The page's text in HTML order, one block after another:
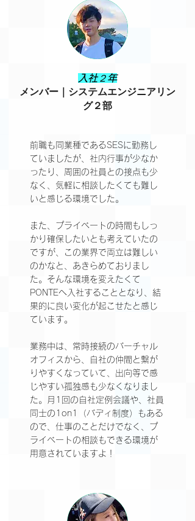
​入社２年
メンバー｜システムエンジニアリン
グ２部
前職も同業種であるSESに勤務し
ていましたが、社内行事が少なか
ったり、周囲の社員との接点も少
なく、気軽に相談したくても難し
いと感じる環境でした。
また、プライベートの時間もしっ
かり確保したいとも考えていたの
ですが、この業界で両立は難しい
のかなと、あきらめておりまし
た。そんな環境を変えたくて
PONTEへ入社することとなり、結
果的に良い変化が起こせたと感じ
ています。​
業務中は、常時接続のバーチャル
オフィスから、自社の仲間と繋が
りやすくなっていて、出向等で感
じやすい孤独感も少なくなりまし
た。月1回の自社定例会議や、社員
同士の1on1（バディ制度）もある
ので、仕事のことだけでなく、プ
ライベートの相談もできる環境が
用意されていますよ！